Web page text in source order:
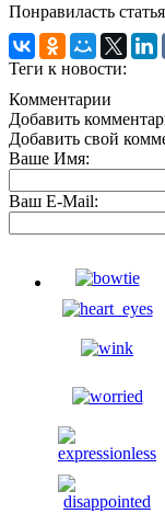
Понравиласть
Теги к новости:
Комментарии
Добавить
Добавить свой
Ваше Имя:
Ваш E-Mail: